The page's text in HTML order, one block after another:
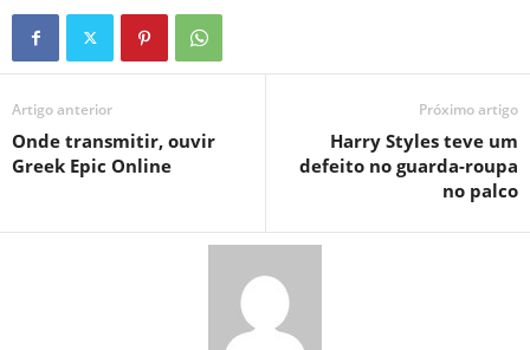
Artigo anterior
Onde transmitir, ouvir
Greek Epic Online
Próximo artigo
Harry Styles teve um
defeito no guarda-roupa
no palco